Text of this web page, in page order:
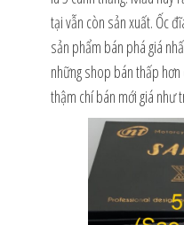
tại vẫn còn sản xuất. Ốc
sản phẩm bán phá giá
những shop bán thấp
thậm chí bán mới giá